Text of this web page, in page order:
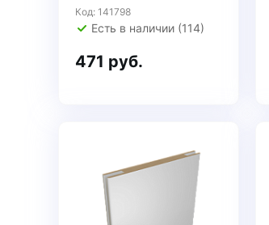
Код: 141798
Есть в наличии (114)
471 руб.